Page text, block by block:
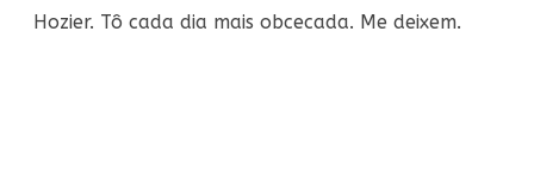
Hozier. Tô cada dia mais obcecada. Me deixem.